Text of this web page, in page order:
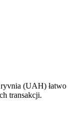
(UAH) łatwo
transakcji.